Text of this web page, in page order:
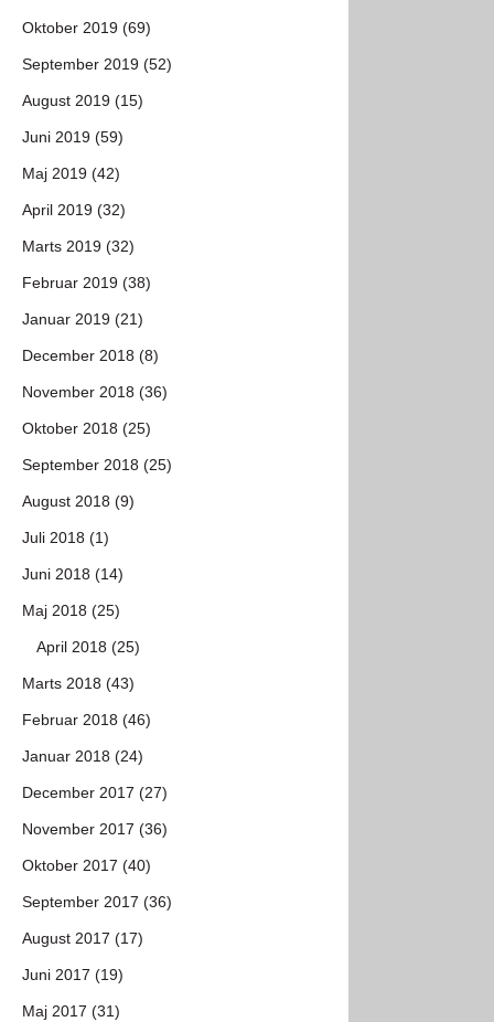
Oktober 2019 (69)
September 2019 (52)
August 2019 (15)
Juni 2019 (59)
Maj 2019 (42)
April 2019 (32)
Marts 2019 (32)
Februar 2019 (38)
Januar 2019 (21)
December 2018 (8)
November 2018 (36)
Oktober 2018 (25)
September 2018 (25)
August 2018 (9)
Juli 2018 (1)
Juni 2018 (14)
Maj 2018 (25)
April 2018 (25)
Marts 2018 (43)
Februar 2018 (46)
Januar 2018 (24)
December 2017 (27)
November 2017 (36)
Oktober 2017 (40)
September 2017 (36)
August 2017 (17)
Juni 2017 (19)
Maj 2017 (31)